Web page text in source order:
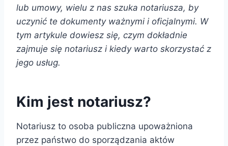
lub umowy, wielu z nas szuka notariusza, by
uczynić te dokumenty ważnymi i oficjalnymi. W
tym artykule dowiesz się, czym dokładnie
zajmuje się notariusz i kiedy warto skorzystać z
jego usług.
Kim jest notariusz?
Notariusz to osoba publiczna upoważniona
przez państwo do sporządzania aktów